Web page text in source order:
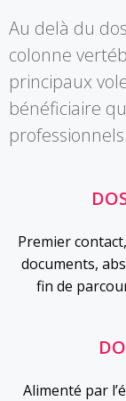
Au delà du
colonne
principaux
bénéficiaire
professionnels.
Premier
documents,
fin de
Alimenté par